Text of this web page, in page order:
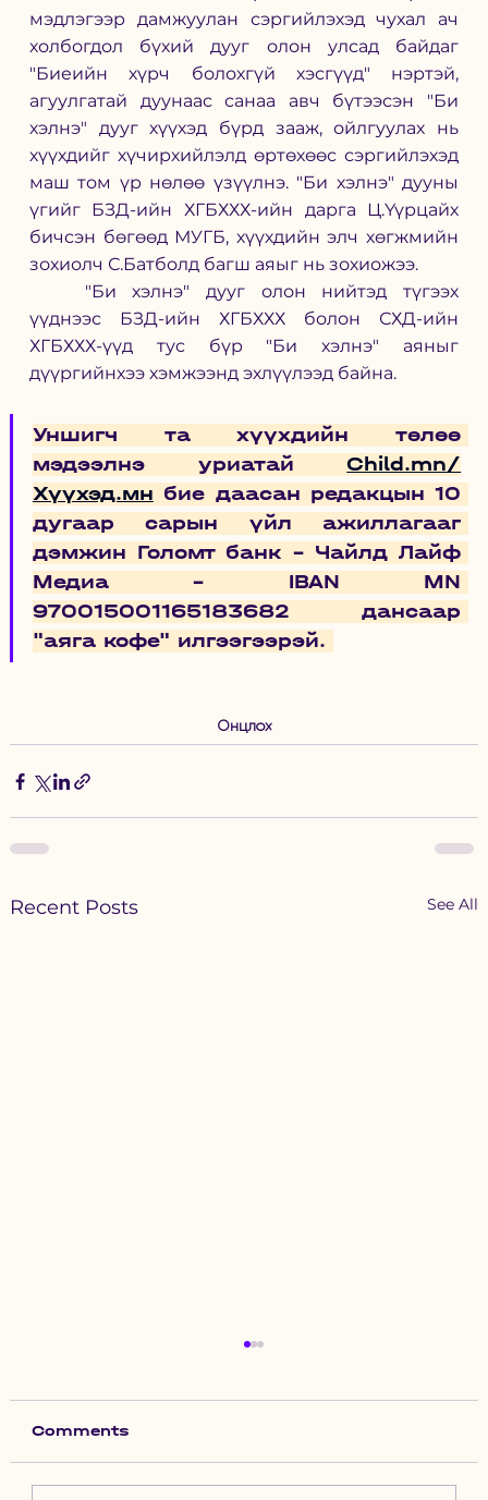
мэдлэгээр дамжуулан сэргийлэхэд чухал ач
холбогдол бүхий дууг олон улсад байдаг
"Биеийн хүрч болохгүй хэсгүүд" нэртэй,
агуулгатай дуунаас санаа авч бүтээсэн "Би
хэлнэ" дууг хүүхэд бүрд зааж, ойлгуулах нь
хүүхдийг хүчирхийлэлд өртөхөөс сэргийлэхэд
маш том үр нөлөө үзүүлнэ. "Би хэлнэ" дууны
үгийг БЗД-ийн ХГБХХХ-ийн дарга Ц.Үүрцайх
бичсэн бөгөөд МУГБ, хүүхдийн элч хөгжмийн
зохиолч С.Батболд багш аяыг нь зохиожээ.
үүднээс БЗД-ийн ХГБХХХ болон СХД-ийн
ХГБХХХ-үүд тус бүр "Би хэлнэ" аяныг
дүүргийнхээ хэмжээнд эхлүүлээд байна.
Уншигч та хүүхдийн төлөө
мэдээлнэ уриатай Child.mn/
Хүүхэд.мн бие даасан редакцын 10
дугаар сарын үйл ажиллагааг
дэмжин Голомт банк - Чайлд Лайф
Медиа - IBAN MN
970015001165183682 дансаар
"аяга кофе" илгээгээрэй.
Онцлох
Recent Posts See All
Comments